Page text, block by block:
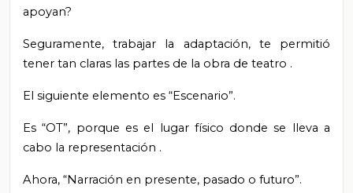
apoyan?
Seguramente, trabajar la adaptación, te permitió
tener tan claras las partes de la obra de teatro .
El siguiente elemento es “Escenario”.
Es“OT”, porque es el lugar físico donde se lleva a
cabo la representación .
Ahora, “Narración en presente, pasado o futuro”.